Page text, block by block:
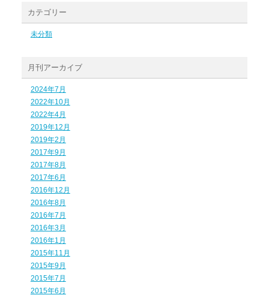
カテゴリー
未分類
月刊アーカイブ
2024年7月
2022年10月
2022年4月
2019年12月
2019年2月
2017年9月
2017年8月
2017年6月
2016年12月
2016年8月
2016年7月
2016年3月
2016年1月
2015年11月
2015年9月
2015年7月
2015年6月